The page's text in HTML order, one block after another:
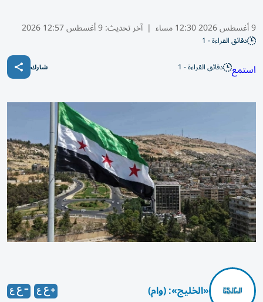
9 أغسطس 2026 12:30 مساء | آخر تحديث:9 أغسطس 12:57 2026
دقائق القراءة - 1
استمع دقائق القراءة - 1 شارك
«الخليج»: (وام)